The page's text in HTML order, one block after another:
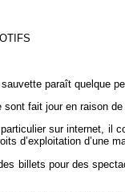
paraît quelque
fait jour en raison
sur internet, il
d’exploitation d’une
billets pour des